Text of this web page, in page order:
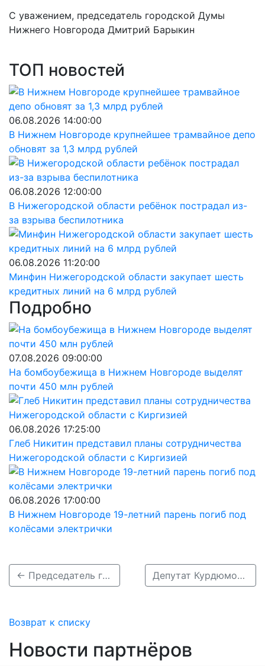
С уважением, председатель городской Думы
Нижнего Новгорода Дмитрий Барыкин
ТОП новостей
06.08.2026 14:00:00
В Нижнем Новгороде крупнейшее трамвайное депо
обновят за 1,3 млрд рублей
06.08.2026 12:00:00
В Нижегородской области ребёнок пострадал из-
за взрыва беспилотника
06.08.2026 11:20:00
Минфин Нижегородской области закупает шесть
кредитных линий на 6 млрд рублей
Подробно
07.08.2026 09:00:00
На бомбоубежища в Нижнем Новгороде выделят
почти 450 млн рублей
06.08.2026 17:25:00
Глеб Никитин представил планы сотрудничества
Нижегородской области с Киргизией
06.08.2026 17:00:00
В Нижнем Новгороде 19-летний парень погиб под
колёсами электрички
← Председатель городской Думы Дмитрий Барыкин поблагодарил нижегородских медиков Депутат Курдюмов предложил ужесточить наказания за ДТП в нетрезвом виде. →
Возврат к списку
Новости партнёров